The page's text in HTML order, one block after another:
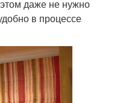
даже не нужно
в процессе